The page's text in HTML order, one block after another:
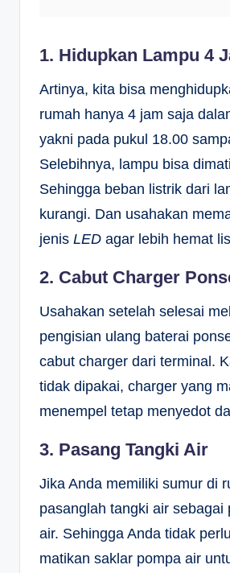
1. Hidupkan Lampu 4
Artinya, kita bisa
rumah hanya 4 jam saja
yakni pada pukul 18.00
Selebihnya, lampu bisa
Sehingga beban listrik dari
kurangi. Dan usahakan
jenis LED agar lebih hemat
2. Cabut Charger
Usahakan setelah selesai
pengisian ulang baterai
cabut charger dari terminal.
tidak dipakai, charger yang
menempel tetap menyedot
3. Pasang Tangki Air
Jika Anda memiliki sumur di
pasanglah tangki air sebagai
air. Sehingga Anda tidak
matikan saklar pompa air